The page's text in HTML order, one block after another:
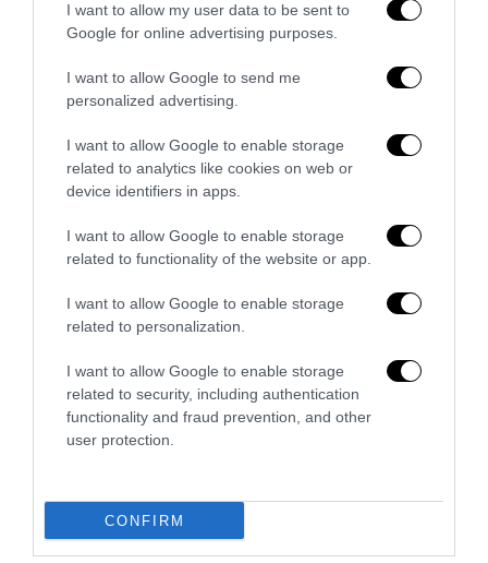
I want to allow my user data to be sent to
Google for online advertising purposes.
I want to allow Google to send me
personalized advertising.
I want to allow Google to enable storage
related to analytics like cookies on web or
device identifiers in apps.
I want to allow Google to enable storage
related to functionality of the website or app.
I want to allow Google to enable storage
related to personalization.
I want to allow Google to enable storage
related to security, including authentication
functionality and fraud prevention, and other
user protection.
CONFIRM
No Kings, Palazzo Ducale si dissocia e punta il dito sul
Comune di Genova